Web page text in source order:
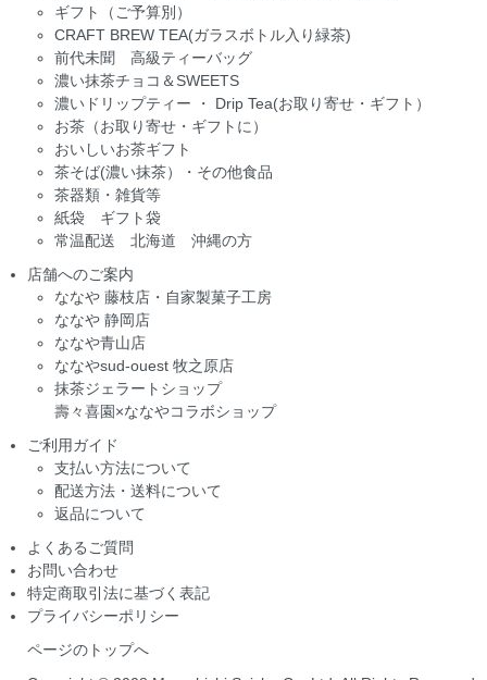
ギフト（ご予算別）
CRAFT BREW TEA(ガラスボトル入り緑茶)
前代未聞 高級ティーバッグ
濃い抹茶チョコ＆SWEETS
濃いドリップティー ・ Drip Tea(お取り寄せ・ギフト）
お茶（お取り寄せ・ギフトに）
おいしいお茶ギフト
茶そば(濃い抹茶）・その他食品
茶器類・雑貨等
紙袋 ギフト袋
常温配送 北海道 沖縄の方
店舗へのご案内
ななや 藤枝店・自家製菓子工房
ななや 静岡店
ななや青山店
ななやsud-ouest 牧之原店
抹茶ジェラートショップ
壽々喜園×ななやコラボショップ
ご利用ガイド
支払い方法について
配送方法・送料について
返品について
よくあるご質問
お問い合わせ
特定商取引法に基づく表記
プライバシーポリシー
ページのトップへ